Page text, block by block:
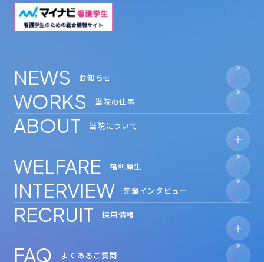
NEWS お知らせ
WORKS 当院の仕事
ABOUT 当院について
- 安心の教育体制
- 数字で見る新小山市民病院
- 奨学金制度
WELFARE 福利厚生
INTERVIEW 先輩インタビュー
RECRUIT 採用情報
- 見学会・インターンシップ
FAQ よくあるご質問